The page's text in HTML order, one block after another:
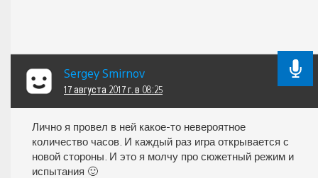
Sergey Smirnov
17 августа 2017 г. в 08:25
Лично я провел в ней какое-то невероятное
количество часов. И каждый раз игра открывается с
новой стороны. И это я молчу про сюжетный режим и
испытания 🙂